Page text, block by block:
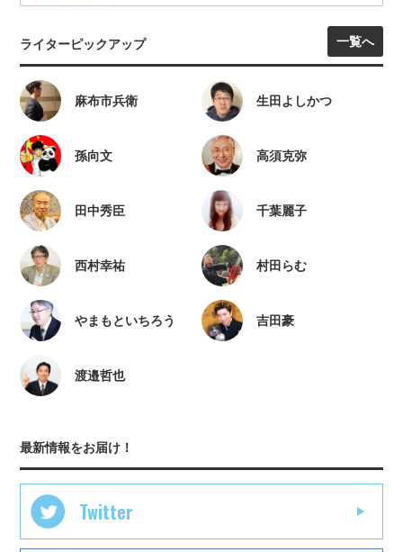
ライターピックアップ 一覧へ
麻布市兵衛 生田よしかつ
孫向文 高須克弥
田中秀臣 千葉麗子
西村幸祐 村田らむ
やまもといちろう 吉田豪
渡邉哲也
最新情報をお届け！
Twitter